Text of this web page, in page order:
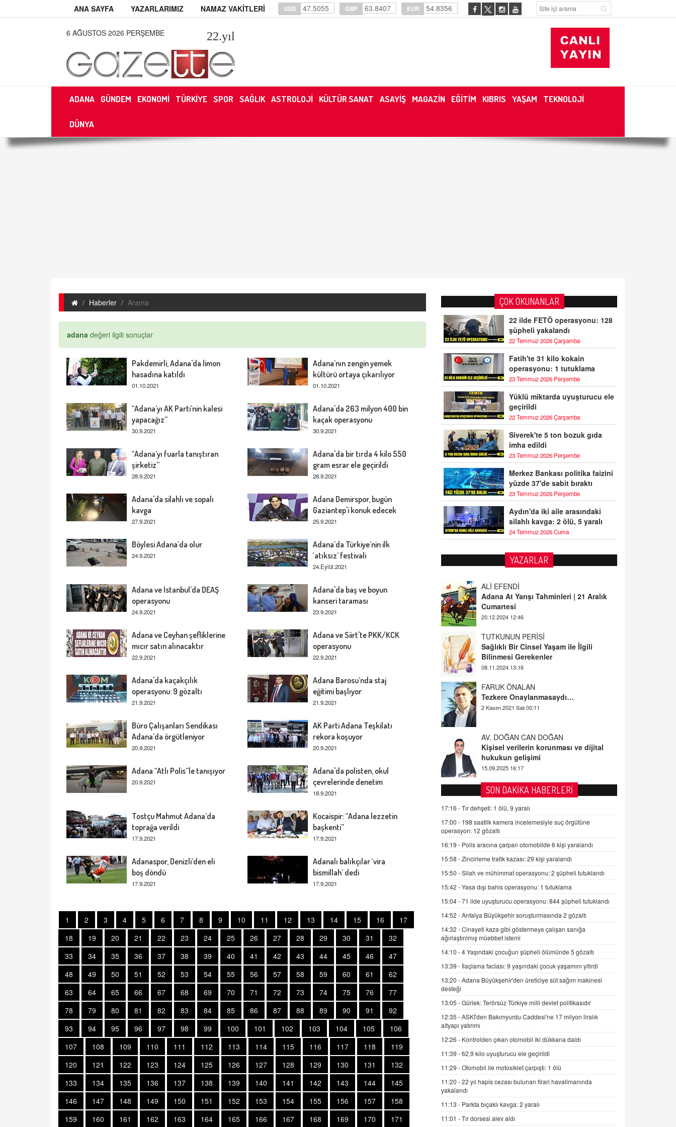
ANA SAYFA YAZARLARIMIZ NAMAZ VAKİTLERİ USD 47.5055 GBP 63.8407 EUR 54.8356
6 AĞUSTOS 2026 PERŞEMBE 22.yıl
ADANA GÜNDEM EKONOMİ TÜRKİYE SPOR SAĞLIK ASTROLOJİ KÜLTÜR SANAT ASAYİŞ MAGAZİN EĞİTİM KIBRIS YAŞAM TEKNOLOJİ
DÜNYA
Haberler Arama
adana değeri ilgili sonuçlar
Pakdemirli, Adana'da limon
hasadına katıldı
01.10.2021
Adana’nın zengin yemek
kültürü ortaya çıkarılıyor
01.10.2021
“Adana’yı AK Parti’nin kalesi
yapacağız”
30.9.2021
Adana'da 263 milyon 400 bin
kaçak operasyonu
30.9.2021
“Adana’yı fuarla tanıştıran
şirketiz”
28.9.2021
Adana'da bir tırda 4 kilo 550
gram esrar ele geçirildi
28.9.2021
Adana'da silahlı ve sopalı
kavga
27.9.2021
Adana Demirspor, bugün
Gaziantep'i konuk edecek
25.9.2021
Böylesi Adana’da olur
24.9.2021
Adana’da Türkiye’nin ilk
‘atıksız’ festivali
24.Eylül.2021
Adana ve İstanbul’da DEAŞ
operasyonu
24.9.2021
Adana'da baş ve boyun
kanseri taraması
23.9.2021
Adana ve Ceyhan şefliklerine
mıcır satın alınacaktır
22.9.2021
Adana ve Siirt'te PKK/KCK
operasyonu
22.9.2021
Adana'da kaçakçılık
operasyonu: 9 gözaltı
21.9.2021
Adana Barosu’nda staj
eğitimi başlıyor
21.9.2021
Büro Çalışanları Sendikası
Adana’da örgütleniyor
20.9.2021
AK Parti Adana Teşkilatı
rekora koşuyor
20.9.2021
Adana “Atlı Polis”le tanışıyor
20.9.2021
Adana'da polisten, okul
çevrelerinde denetim
18.9.2021
Tostçu Mahmut Adana’da
toprağa verildi
17.9.2021
Kocaispir: “Adana lezzetin
başkenti”
17.9.2021
Adanaspor, Denizli’den eli
boş döndü
17.9.2021
Adanalı balıkçılar ‘vira
bismillah’ dedi
17.9.2021
1 2 3 4 5 6 7 8 9 10 11 12 13 14 15 16
17
18
19 20 21 22 23 24 25 26 27 28 29 30 31
32
33
34 35 36 37 38 39 40 41 42 43 44 45 46
47
48
49 50 51 52 53 54 55 56 57 58 59 60 61
62
63
64 65 66 67 68 69 70 71 72 73 74 75 76
77
78
79 80 81 82 83 84 85 86 87 88 89 90 91
92
93
94 95 96 97 98 99 100 101 102 103 104 105
106
107
108 109 110 111 112 113 114 115 116 117 118
119
120
121 122 123 124 125 126 127 128 129 130 131
132
133
134 135 136 137 138 139 140 141 142 143 144
145
146
147 148 149 150 151 152 153 154 155 156 157
158
159
160 161 162 163 164 165 166 167 168 169 170
171
ÇOK OKUNANLAR
22 ilde FETÖ operasyonu: 128
şüpheli yakalandı
22 Temmuz 2026 Çarşamba
Fatih'te 31 kilo kokain
operasyonu: 1 tutuklama
23 Temmuz 2026 Perşembe
Yüklü miktarda uyuşturucu ele
geçirildi
22 Temmuz 2026 Çarşamba
Siverek'te 5 ton bozuk gıda
imha edildi
23 Temmuz 2026 Perşembe
Merkez Bankası politika faizini
yüzde 37'de sabit bıraktı
23 Temmuz 2026 Perşembe
Aydın'da iki aile arasındaki
silahlı kavga: 2 ölü, 5 yaralı
24 Temmuz 2026 Cuma
YAZARLAR
ALİ EFENDİ
Adana At Yarışı Tahminleri | 21 Aralık
Cumartesi
20.12.2024 12:46
TUTKUNUN PERİSİ
Sağlıklı Bir Cinsel Yaşam ile İlgili
Bilinmesi Gerekenler
08.11.2024 13:16
FARUK ÖNALAN
Tezkere Onaylanmasaydı…
2 Kasım 2021 Salı 00:11
AV. DOĞAN CAN DOĞAN
Kişisel verilerin korunması ve dijital
hukukun gelişimi
15.09.2025 16:17
SEHER EREK
Kış Ayları Geldi, Hangi Önlemler
Alınmalı?
İNCİ GÜL AKÖL
Trump Keşke Adana'yı da Ziyaret Etse...
06.07.2026 13:00
ADEM AKÖL
Esed Destekçilerinin Yüzüne Vurulan
Şamar: Sednaya
11.12.2024 12:30
DR. EKREM ASLAN
Gerçek Ne, Algı Ne? "Beraber
Yürüyoruz" Cümlesinin Peşinden
19.07.2025 12:45
Şifacının Yolu
04.11.2025 12:56
AV. RÜMEYSA ÖZKALE
Kira Uyuşmazlıklarında Dava Açmadan
Önce Arabulucuya Başvuru Şartı
23.09.2023 16:30
Değişen yapısıyla Suriye
16.12.2024 14:16
SON DAKİKA HABERLERİ
17:16 -Tır dehşeti: 1 ölü, 9 yaralı
17:00 - 198 saatlik kamera incelemesiyle suç örgütüne
operasyon: 12 gözaltı
16:19 - Polis aracına çarpan otomobilde 6 kişi yaralandı
15:58 -Zincirleme trafik kazası: 29 kişi yaralandı
15:50 -Silah ve mühimmat operasyonu: 2 şüpheli tutuklandı
15:42 -Yasa dışı bahis operasyonu: 1 tutuklama
15:04 -71 ilde uyuşturucu operasyonu: 844 şüpheli tutuklandı
14:52 -Antalya Büyükşehir soruşturmasında 2 gözaltı
14:32 -Cinayeti kaza gibi göstermeye çalışan sanığa
ağırlaştırılmış müebbet istemi
14:10 -4 Yaşındaki çocuğun şüpheli ölümünde 5 gözaltı
13:39 - İlaçlama faciası: 9 yaşındaki çocuk yaşamını yitirdi
13:20 -Adana Büyükşehir'den üreticiye süt sağım makinesi
desteği
13:05 -Gürlek: Terörsüz Türkiye milli devlet politikasıdır
12:35 -ASKİ'den Bakımyurdu Caddesi'ne 17 milyon liralık
altyapı yatırımı
12:26 - Kontrolden çıkan otomobil iki dükkana daldı
11:39 -62,9 kilo uyuşturucu ele geçirildi
11:29 -Otomobil ile motosiklet çarpıştı: 1 ölü
11:20 -22 yıl hapis cezası bulunan firari havalimanında
yakalandı
11:13 - Parkta bıçaklı kavga: 2 yaralı
11:01 -Tır dorsesi alev aldı